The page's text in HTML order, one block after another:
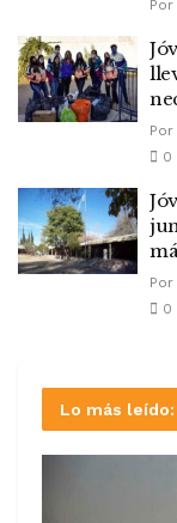
Por
Por
0
Por
0
Lo más leído: